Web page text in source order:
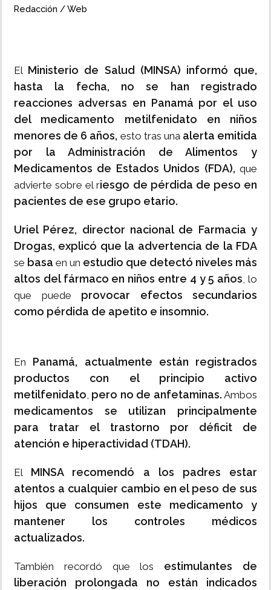
Redacción / Web
El Ministerio de Salud (MINSA) informó que,
hasta la fecha, no se han registrado
reacciones adversas en Panamá por el uso
del medicamento metilfenidato en niños
menores de 6 años, esto tras una alerta emitida
por la Administración de Alimentos y
Medicamentos de Estados Unidos (FDA), que
advierte sobre el riesgo de pérdida de peso en
pacientes de ese grupo etario.
Uriel Pérez, director nacional de Farmacia y
Drogas, explicó que la advertencia de la FDA
se basa en un estudio que detectó niveles más
altos del fármaco en niños entre 4 y 5 años, lo
que puede provocar efectos secundarios
como pérdida de apetito e insomnio.
En Panamá, actualmente están registrados
productos con el principio activo
metilfenidato, pero no de anfetaminas. Ambos
medicamentos se utilizan principalmente
para tratar el trastorno por déficit de
atención e hiperactividad (TDAH).
El MINSA recomendó a los padres estar
atentos a cualquier cambio en el peso de sus
hijos que consumen este medicamento y
mantener los controles médicos
actualizados.
También recordó que los estimulantes de
liberación prolongada no están indicados